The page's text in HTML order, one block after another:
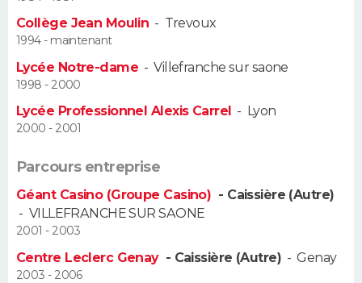
Alimentation
Guide de la santé
Maladies
Médicaments
Sommeil
VOYAGE
Destinations
City break
Voyage nature
Voyage de noces
Forum
Climat
+
PHOTO
GUIDES D'ACHAT
CARTE DE VOEUX
Carte de Noël
Carte Bonne année
Carte Saint-Valentin
Carte Pâques
Carte d'anniversaire
DICTIONNAIRE
Dictionnaire
Biographies
Citations
Expressions
Proverbes
PROGRAMME TV
Collège Jean Moulin - Trevoux
1994 - maintenant
Lycée Notre-dame -Villefranche sur saone
1998 - 2000
Lycée Professionnel Alexis Carrel - Lyon
2000 - 2001
Parcours entreprise
Géant Casino (Groupe Casino) - Caissière (Autre)
- VILLEFRANCHE SUR SAONE
2001 - 2003
Centre Leclerc Genay - Caissière (Autre) -Genay
2003 - 2006